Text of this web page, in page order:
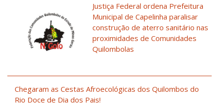
Justiça Federal ordena Prefeitura
Municipal de Capelinha paralisar
construção de aterro sanitário nas
proximidades de Comunidades
Quilombolas
Chegaram as Cestas Afroecológicas dos Quilombos do
Rio Doce de Dia dos Pais!